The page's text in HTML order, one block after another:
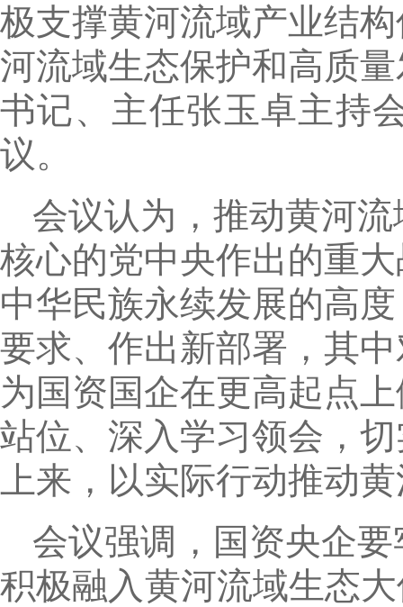
极支撑黄河流域产业结
河流域生态保护和高质
书记、主任张玉卓主持
议。
会议认为，推动黄河
核心的党中央作出的重
中华民族永续发展的高
要求、作出新部署，其
为国资国企在更高起点
站位、深入学习领会，
上来，以实际行动推动
会议强调，国资央企
积极融入黄河流域生态